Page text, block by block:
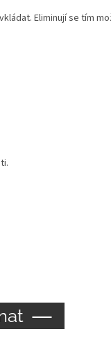
Eliminují se tím